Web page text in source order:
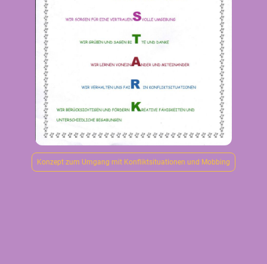
Konzept zum Umgang mit Konfliktsituationen und Mobbing